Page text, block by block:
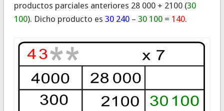
productos parciales anteriores 28 000 + 2100 (30
100). Dicho producto es 30 240– 30 100= 140.